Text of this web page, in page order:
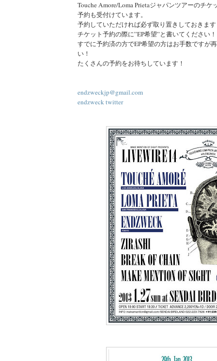
Touche Amore/Loma Prietaジャパンツアーのチケ
予約も受付けています。
予約していただければ必ず取り置きしておきま
チケット予約の際に”EP希望”と書いてください！
すでに予約済の方でEP希望の方はお手数ですが
い！
たくさんの予約をお待ちしています！
endzweckjp@gmail.com
endzweck twitter